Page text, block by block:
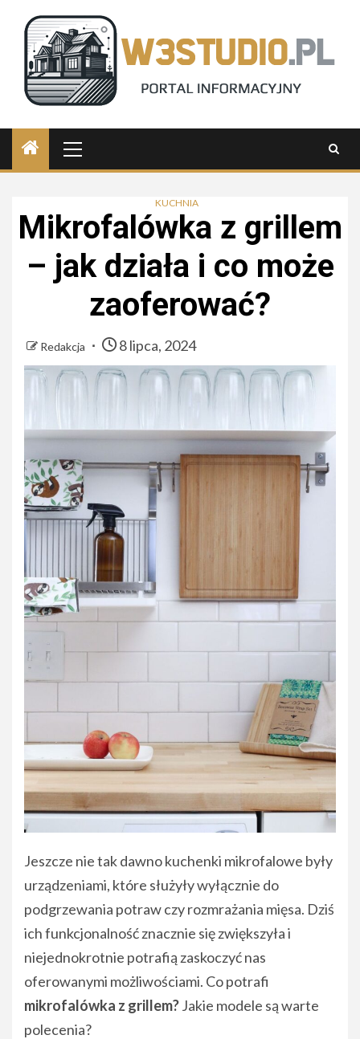
content
Menu
KUCHNIA
Mikrofalówka z grillem
– jak działa i co może
zaoferować?
Redakcja 8 lipca, 2024
Jeszcze nie tak dawno kuchenki mikrofalowe były
urządzeniami, które służyły wyłącznie do
podgrzewania potraw czy rozmrażania mięsa. Dziś
ich funkcjonalność znacznie się zwiększyła i
niejednokrotnie potrafią zaskoczyć nas
oferowanymi możliwościami. Co potrafi
mikrofalówka z grillem?Jakie modele są warte
polecenia?